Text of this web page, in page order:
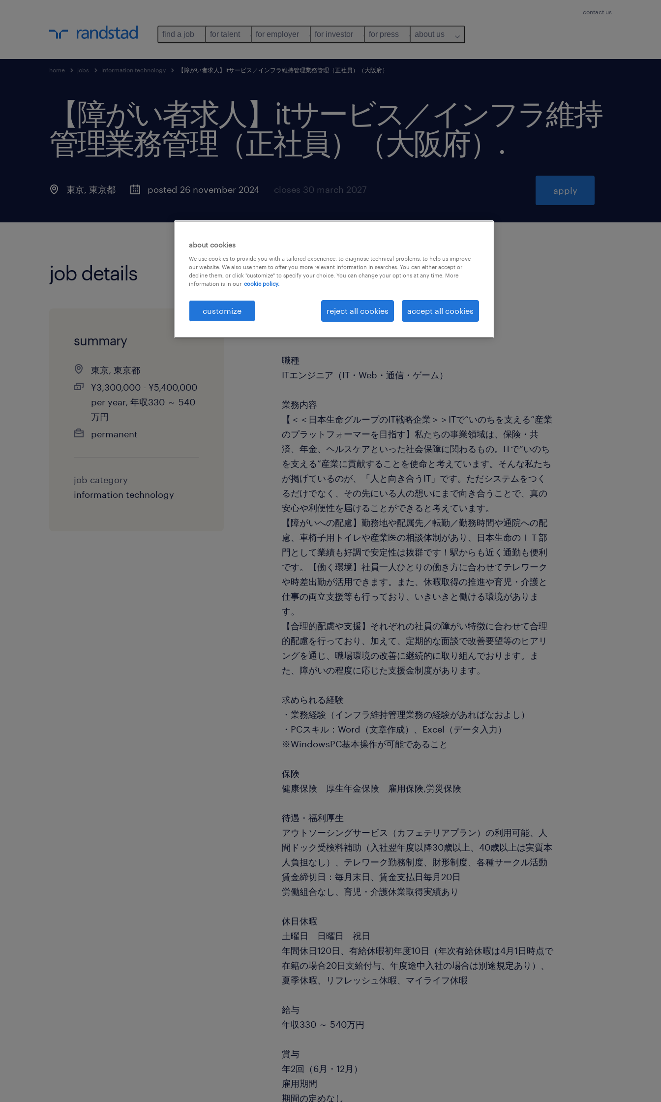
contact us
find a job for talent for employer for investor for press about us
home jobs information technology 【障がい者求人】itサービス／インフラ維持管理業務管理（正社員）（大阪府）
【障がい者求人】itサービス／インフラ維持
管理業務管理（正社員）（大阪府） .
東京, 東京都 posted 26 november 2024 closes 30 march 2027 apply
job details
summary
東京, 東京都
¥3,300,000 - ¥5,400,000
per year, 年収330 ～ 540
万円
permanent
job category
information technology
職種
ITエンジニア（IT・Web・通信・ゲーム）
業務内容
【＜＜日本生命グループのIT戦略企業＞＞ITで“いのちを支える”産業
のプラットフォーマーを目指す】私たちの事業領域は、保険・共
済、年金、ヘルスケアといった社会保障に関わるもの。ITで“いのち
を支える”産業に貢献することを使命と考えています。そんな私たち
が掲げているのが、「人と向き合うIT」です。ただシステムをつく
るだけでなく、その先にいる人の想いにまで向き合うことで、真の
安心や利便性を届けることができると考えています。
【障がいへの配慮】勤務地や配属先／転勤／勤務時間や通院への配
慮、車椅子用トイレや産業医の相談体制があり、日本生命のＩＴ部
門として業績も好調で安定性は抜群です！駅からも近く通勤も便利
です。【働く環境】社員一人ひとりの働き方に合わせてテレワーク
や時差出勤が活用できます。また、休暇取得の推進や育児・介護と
仕事の両立支援等も行っており、いきいきと働ける環境がありま
す。
【合理的配慮や支援】それぞれの社員の障がい特徴に合わせて合理
的配慮を行っており、加えて、定期的な面談で改善要望等のヒアリ
ングを通じ、職場環境の改善に継続的に取り組んでおります。ま
た、障がいの程度に応じた支援金制度があります。
求められる経験
・業務経験（インフラ維持管理業務の経験があればなおよし）
・PCスキル：Word（文章作成）、Excel（データ入力）
※WindowsPC基本操作が可能であること
保険
健康保険 厚生年金保険 雇用保険,労災保険
待遇・福利厚生
アウトソーシングサービス（カフェテリアプラン）の利用可能、人
間ドック受検料補助（入社翌年度以降30歳以上、40歳以上は実質本
人負担なし）、テレワーク勤務制度、財形制度、各種サークル活動
賃金締切日：毎月末日、賃金支払日毎月20日
労働組合なし、育児・介護休業取得実績あり
休日休暇
土曜日 日曜日 祝日
年間休日120日、有給休暇初年度10日（年次有給休暇は4月1日時点で
在籍の場合20日支給付与、年度途中入社の場合は別途規定あり）、
夏季休暇、リフレッシュ休暇、マイライフ休暇
給与
年収330 ～ 540万円
賞与
年2回（6月・12月）
雇用期間
期間の定めなし
about cookies
We use cookies to provide you with a tailored experience, to diagnose technical problems, to help us improve
our website. We also use them to offer you more relevant information in searches. You can either accept or
decline them, or click "customize" to specify your choice. You can change your options at any time. More
information is in our cookie policy.
customize reject all cookies accept all cookies